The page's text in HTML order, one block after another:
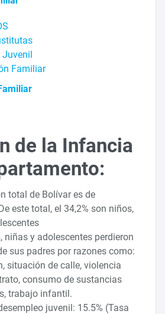
Juvenil
Familiar
de la Infancia
total de Bolívar es de
este total, el 34,2% son niños,
niñas y adolescentes perdieron
sus padres por razones como:
situación de calle, violencia
consumo de sustancias
trabajo infantil.
juvenil: 15.5% (Tasa